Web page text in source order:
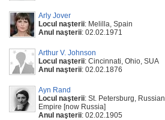
Arly Jover
Locul naşterii: Melilla, Spain
Anul naşterii: 02.02.1971
Arthur V. Johnson
Locul naşterii: Cincinnati, Ohio, SUA
Anul naşterii: 02.02.1876
Ayn Rand
Locul naşterii: St. Petersburg, Russian
Empire [now Russia]
Anul naşterii: 02.02.1905